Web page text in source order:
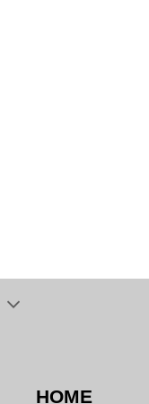
HOME